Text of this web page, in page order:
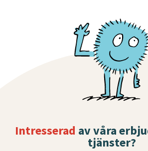
Intresserad av våra
tjänster?